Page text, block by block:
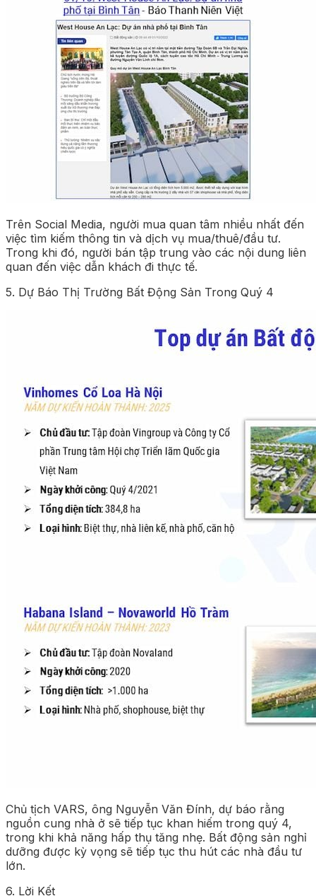
Trên Social Media, người mua quan tâm nhiều nhất đến
việc tìm kiếm thông tin và dịch vụ mua/thuê/đầu tư.
Trong khi đó, người bán tập trung vào các nội dung liên
quan đến việc dẫn khách đi thực tế.
5. Dự Báo Thị Trường Bất Động Sản Trong Quý 4
Chủ tịch VARS, ông Nguyễn Văn Đính, dự báo rằng
nguồn cung nhà ở sẽ tiếp tục khan hiếm trong quý 4,
trong khi khả năng hấp thụ tăng nhẹ. Bất động sản nghỉ
dưỡng được kỳ vọng sẽ tiếp tục thu hút các nhà đầu tư
lớn.
6. Lời Kết